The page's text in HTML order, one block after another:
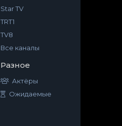
Star TV
TRT1
TV8
Все каналы
Разное
Актёры
Ожидаемые